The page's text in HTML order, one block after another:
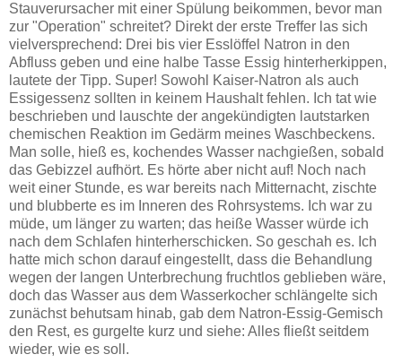
Stauverursacher mit einer Spülung beikommen, bevor man
zur "Operation" schreitet? Direkt der erste Treffer las sich
vielversprechend: Drei bis vier Esslöffel Natron in den
Abfluss geben und eine halbe Tasse Essig hinterherkippen,
lautete der Tipp. Super! Sowohl Kaiser-Natron als auch
Essigessenz sollten in keinem Haushalt fehlen. Ich tat wie
beschrieben und lauschte der angekündigten lautstarken
chemischen Reaktion im Gedärm meines Waschbeckens.
Man solle, hieß es, kochendes Wasser nachgießen, sobald
das Gebizzel aufhört. Es hörte aber nicht auf! Noch nach
weit einer Stunde, es war bereits nach Mitternacht, zischte
und blubberte es im Inneren des Rohrsystems. Ich war zu
müde, um länger zu warten; das heiße Wasser würde ich
nach dem Schlafen hinterherschicken. So geschah es. Ich
hatte mich schon darauf eingestellt, dass die Behandlung
wegen der langen Unterbrechung fruchtlos geblieben wäre,
doch das Wasser aus dem Wasserkocher schlängelte sich
zunächst behutsam hinab, gab dem Natron-Essig-Gemisch
den Rest, es gurgelte kurz und siehe: Alles fließt seitdem
wieder, wie es soll.